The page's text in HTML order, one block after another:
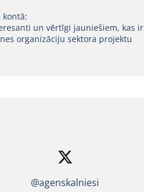
un vērtīgi jauniešiem, kas ir
organizāciju sektora projektu
@agenskalniesi